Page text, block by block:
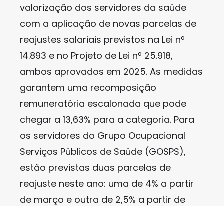
valorização dos servidores da saúde
com a aplicação de novas parcelas de
reajustes salariais previstos na Lei nº
14.893 e no Projeto de Lei nº 25.918,
ambos aprovados em 2025. As medidas
garantem uma recomposição
remuneratória escalonada que pode
chegar a 13,63% para a categoria. Para
os servidores do Grupo Ocupacional
Serviços Públicos de Saúde (GOSPS),
estão previstas duas parcelas de
reajuste neste ano: uma de 4% a partir
de março e outra de 2,5% a partir de